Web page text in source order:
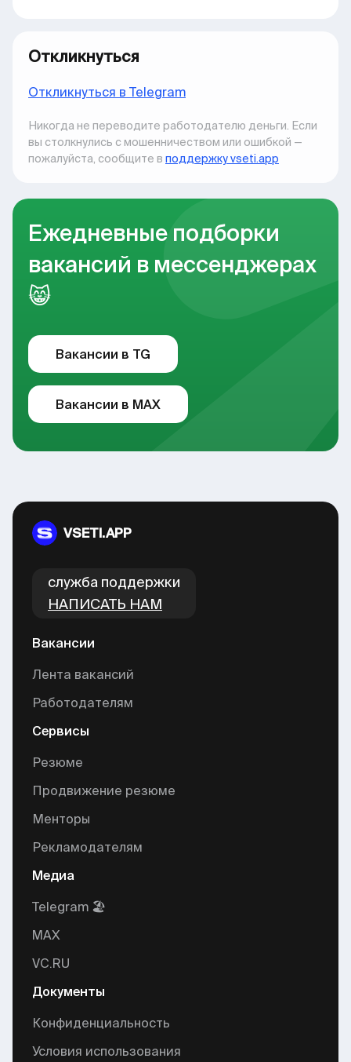
Откликнуться
Откликнуться в Telegram
Никогда не переводите работодателю деньги. Если
вы столкнулись с мошенничеством или ошибкой —
пожалуйста, сообщите в поддержку vseti.app
Ежедневные подборки
вакансий в мессенджерах
😸
Вакансии в TG
Вакансии в MAX
VSETI.APP
cлужба поддержки
НАПИСАТЬ НАМ
Вакансии
Лента вакансий
Работодателям
Сервисы
Резюме
Продвижение резюме
Менторы
Рекламодателям
Медиа
Telegram 🏖
MAX
VC.RU
Документы
Конфиденциальность
Условия использования